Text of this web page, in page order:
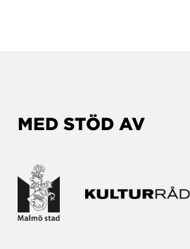
MED STÖD AV